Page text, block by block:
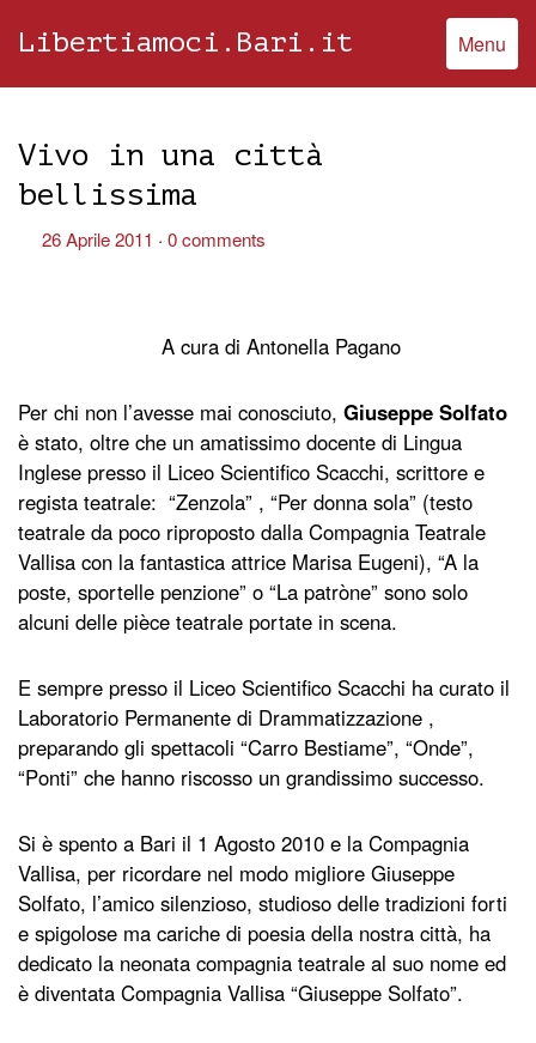
Libertiamoci.Bari.it Menu
Vivo in una città
bellissima
26 Aprile 2011 0 comments
A cura di Antonella Pagano
Per chi non l’avesse mai conosciuto, Giuseppe Solfato
è stato, oltre che un amatissimo docente di Lingua
Inglese presso il Liceo Scientifico Scacchi, scrittore e
regista teatrale: “Zenzola” , “Per donna sola” (testo
teatrale da poco riproposto dalla Compagnia Teatrale
Vallisa con la fantastica attrice Marisa Eugeni), “A la
poste, sportelle penzione” o “La patròne” sono solo
alcuni delle pièce teatrale portate in scena.
E sempre presso il Liceo Scientifico Scacchi ha curato il
Laboratorio Permanente di Drammatizzazione ,
preparando gli spettacoli “Carro Bestiame”, “Onde”,
“Ponti” che hanno riscosso un grandissimo successo.
Si è spento a Bari il 1 Agosto 2010 e la Compagnia
Vallisa, per ricordare nel modo migliore Giuseppe
Solfato, l’amico silenzioso, studioso delle tradizioni forti
e spigolose ma cariche di poesia della nostra città, ha
dedicato la neonata compagnia teatrale al suo nome ed
è diventata Compagnia Vallisa “Giuseppe Solfato”.